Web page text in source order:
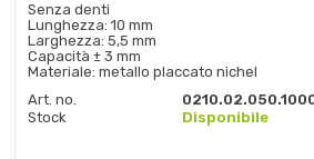
Senza denti
Lunghezza: 10 mm
Larghezza: 5,5 mm
Capacità ± 3 mm
Materiale: metallo placcato nichel
Art. no.
Stock
Disponibile